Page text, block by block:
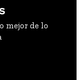
mejor de lo